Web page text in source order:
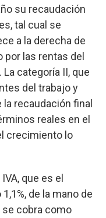
su recaudación
tal cual se
a la derecha de
por las rentas del
categoría II, que
del trabajo y
recaudación final
reales en el
crecimiento lo
que es el
de la mano de
cobra como